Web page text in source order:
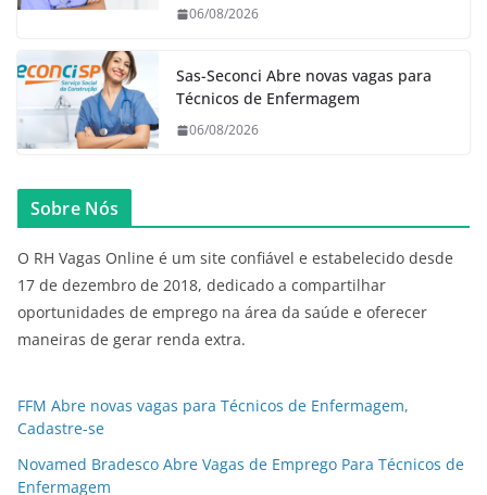
06/08/2026
Sas-Seconci Abre novas vagas para
Técnicos de Enfermagem
06/08/2026
Sobre Nós
O RH Vagas Online é um site confiável e estabelecido desde
17 de dezembro de 2018, dedicado a compartilhar
oportunidades de emprego na área da saúde e oferecer
maneiras de gerar renda extra.
FFM Abre novas vagas para Técnicos de Enfermagem,
Cadastre-se
Novamed Bradesco Abre Vagas de Emprego Para Técnicos de
Enfermagem